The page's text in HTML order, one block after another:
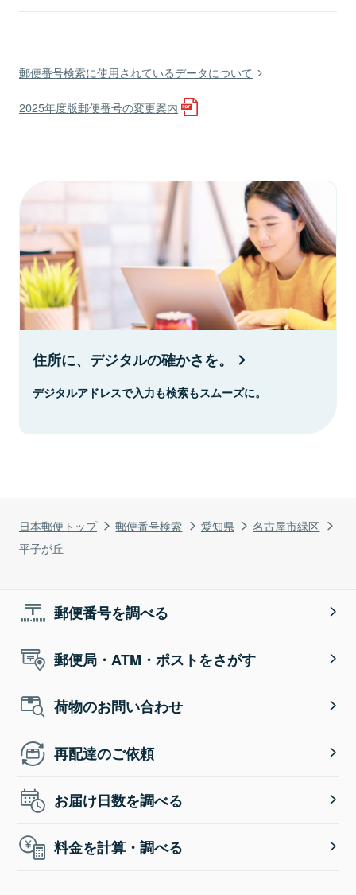
日本郵便トップ 郵便番号検索 愛知県
名古屋市緑区
平子が丘
郵便番号検索に使用されているデータについて
2025年度版郵便番号の変更案内
住所に、デジタルの確かさを。
デジタルアドレスで入力も検索もスムーズに。
郵便番号を調べる
郵便局・ATM・ポストをさがす
荷物のお問い合わせ
再配達のご依頼
お届け日数を調べる
料金を計算・調べる